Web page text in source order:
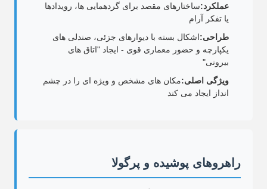
عملکرد:ساختارهای مقصد برای گردهمایی ها، رویدادها
یا تفکر آرام
طراحی:اشکال بسته با دیوارهای جزئی، صندلی های
یکپارچه و حضور معماری قوی - ایجاد "اتاق های
بیرونی"
ویژگی اصلی:مکان های مشخص و ویژه ای را در چشم
انداز ایجاد می کند
راهروهای پوشیده و پرگولا